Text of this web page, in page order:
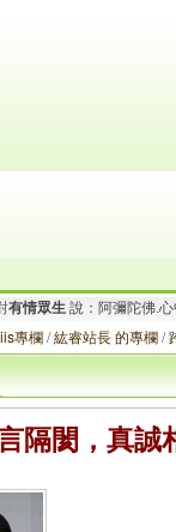
有情眾生說：阿彌陀佛.
專欄/紘睿站長 的專欄/
隔閡，真誠